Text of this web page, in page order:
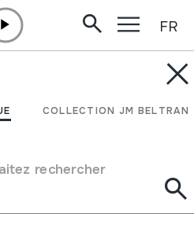
COLLECTION JM BELTRAN
rechercher
FR
2006